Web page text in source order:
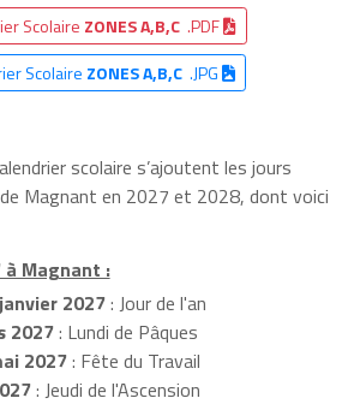
Scolaire ZONES A,B,C .PDF
Scolaire ZONES A,B,C.JPG
scolaire s’ajoutent les jours
Magnant en 2027 et 2028, dont voici
Magnant :
janvier 2027: Jour de l'an
2027: Lundi de Pâques
2027: Fête du Travail
: Jeudi de l'Ascension